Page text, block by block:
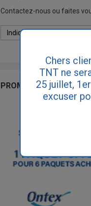
Contactez-nous ou faites
PROMOTION EN
Chers
TNT ne
25 juillet,
excuser